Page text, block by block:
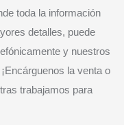
toda la información
detalles, puede
y nuestros
la venta o
trabajamos para